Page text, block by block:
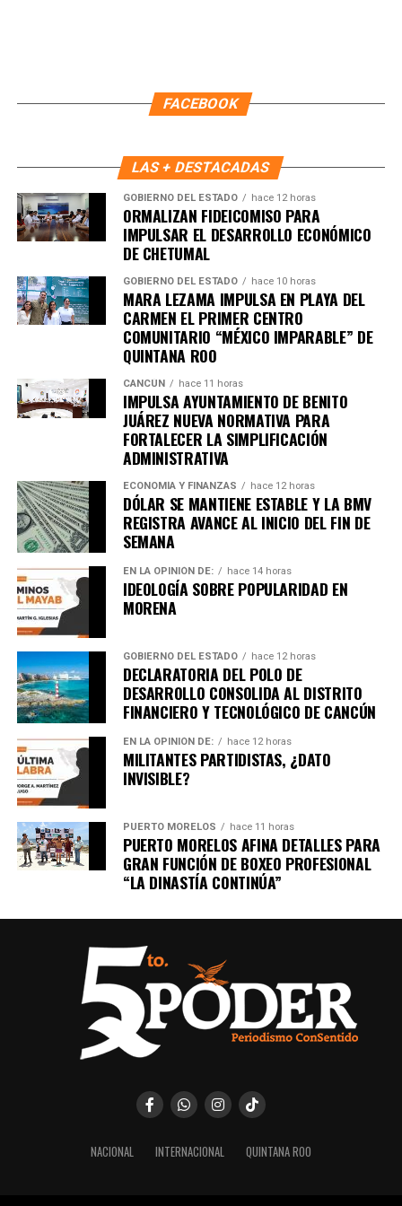
Recibe las noticias al instante
Únete al canal oficial de WhatsApp de
Quinto Podery recibe las noticias más
importantes de Quintana Roo directamente
en tu teléfono.
Unirme al canal de WhatsApp
FACEBOOK
LAS + DESTACADAS
GOBIERNO DEL ESTADO hace 12 horas
ORMALIZAN FIDEICOMISO PARA
IMPULSAR EL DESARROLLO ECONÓMICO
DE CHETUMAL
GOBIERNO DEL ESTADO hace 10 horas
MARA LEZAMA IMPULSA EN PLAYA DEL
CARMEN EL PRIMER CENTRO
COMUNITARIO “MÉXICO IMPARABLE” DE
QUINTANA ROO
CANCÚN hace 11 horas
IMPULSA AYUNTAMIENTO DE BENITO
JUÁREZ NUEVA NORMATIVA PARA
FORTALECER LA SIMPLIFICACIÓN
ADMINISTRATIVA
ECONOMÍA Y FINANZAS hace 12 horas
DÓLAR SE MANTIENE ESTABLE Y LA BMV
REGISTRA AVANCE AL INICIO DEL FIN DE
SEMANA
EN LA OPINIÓN DE: hace 14 horas
IDEOLOGÍA SOBRE POPULARIDAD EN
MORENA
GOBIERNO DEL ESTADO hace 12 horas
DECLARATORIA DEL POLO DE
DESARROLLO CONSOLIDA AL DISTRITO
FINANCIERO Y TECNOLÓGICO DE CANCÚN
EN LA OPINIÓN DE: hace 12 horas
MILITANTES PARTIDISTAS, ¿DATO
INVISIBLE?
PUERTO MORELOS hace 11 horas
PUERTO MORELOS AFINA DETALLES PARA
GRAN FUNCIÓN DE BOXEO PROFESIONAL
“LA DINASTÍA CONTINÚA”
NACIONAL INTERNACIONAL QUINTANA ROO